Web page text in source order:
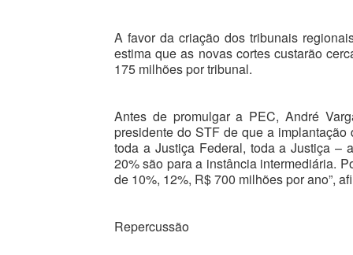
A favor da criação dos tribunais
estima que as novas cortes custarão
175 milhões por tribunal.
Antes de promulgar a PEC, André
presidente do STF de que a
toda a Justiça Federal, toda a Justiça –
20% são para a instância intermediária.
de 10%, 12%, R$ 700 milhões por ano”,
Repercussão